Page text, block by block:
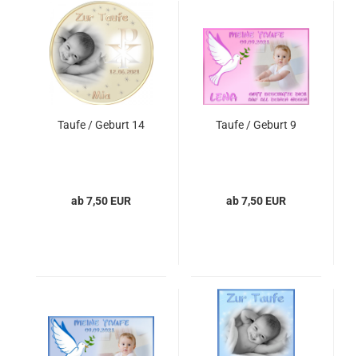
Taufe / Geburt 14
ab 7,50 EUR
Taufe / Geburt 9
ab 7,50 EUR